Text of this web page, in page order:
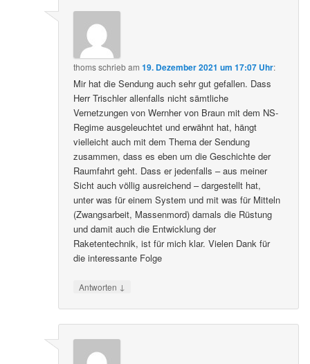
thomsschriebam19. Dezember 2021 um 17:07 Uhr:
Mir hat die Sendung auch sehr gut gefallen. Dass
Herr Trischler allenfalls nicht sämtliche
Vernetzungen von Wernher von Braun mit dem NS-
Regime ausgeleuchtet und erwähnt hat, hängt
vielleicht auch mit dem Thema der Sendung
zusammen, dass es eben um die Geschichte der
Raumfahrt geht. Dass er jedenfalls – aus meiner
Sicht auch völlig ausreichend – dargestellt hat,
unter was für einem System und mit was für Mitteln
(Zwangsarbeit, Massenmord) damals die Rüstung
und damit auch die Entwicklung der
Raketentechnik, ist für mich klar. Vielen Dank für
die interessante Folge
Antworten ↓